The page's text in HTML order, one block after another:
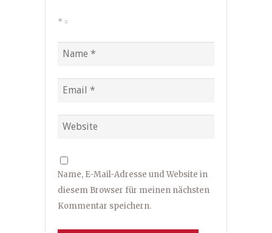
* =
Name, E-Mail-Adresse und Website in
diesem Browser für meinen nächsten
Kommentar speichern.